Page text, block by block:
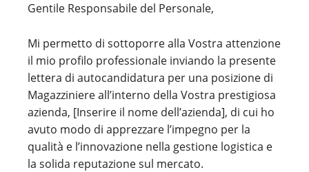
Gentile Responsabile del Personale,
Mi permetto di sottoporre alla Vostra attenzione
il mio profilo professionale inviando la presente
lettera di autocandidatura per una posizione di
Magazziniere all’interno della Vostra prestigiosa
azienda, [Inserire il nome dell’azienda], di cui ho
avuto modo di apprezzare l’impegno per la
qualità e l’innovazione nella gestione logistica e
la solida reputazione sul mercato.